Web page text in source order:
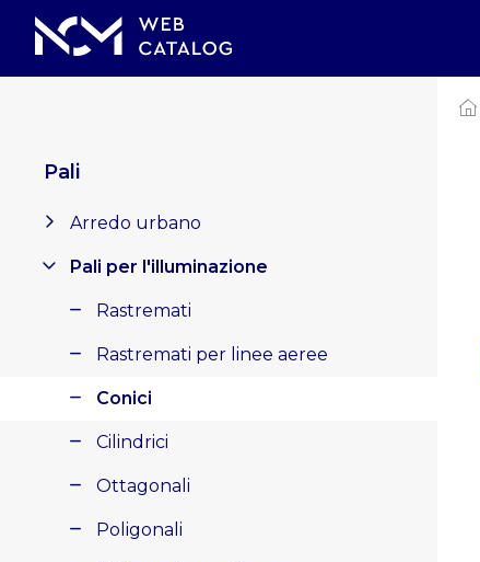
Pali
Arredo urbano
Pali per l'illuminazione
Rastremati
Rastremati per linee aeree
Conici
Cilindrici
Ottagonali
Poligonali